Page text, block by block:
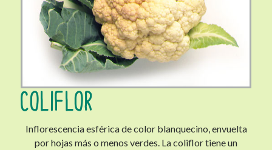
COLIFLOR
Inflorescencia esférica de color blanquecino, envuelta
por hojas más o menos verdes. La coliflor tiene un